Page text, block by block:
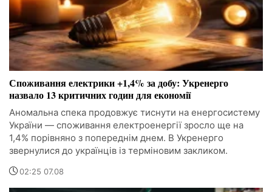
Споживання електрики +1,4% за добу: Укренерго
назвало 13 критичних годин для економії
Аномальна спека продовжує тиснути на енергосистему
України — споживання електроенергії зросло ще на
1,4% порівняно з попереднім днем. В Укренерго
звернулися до українців із терміновим закликом.
02:25 07.08